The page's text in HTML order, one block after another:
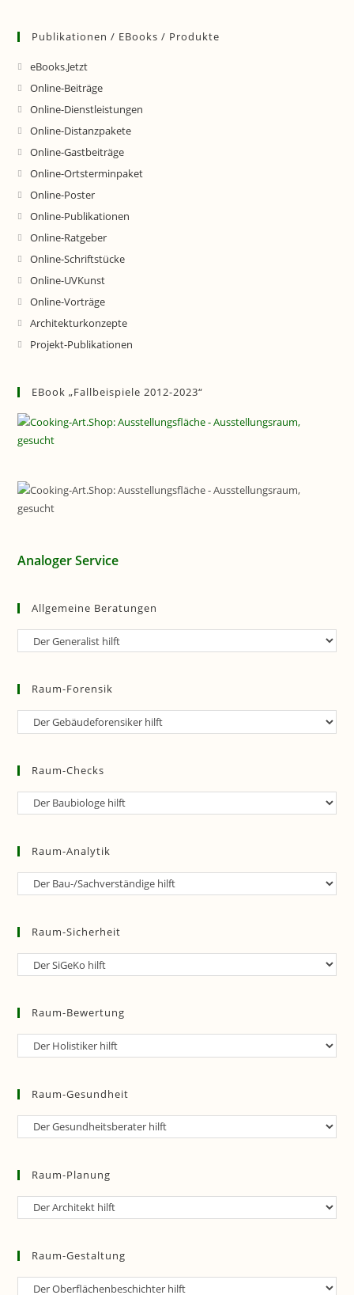
Publikationen / EBooks / Produkte
eBooks.Jetzt
Online-Beiträge
Online-Dienstleistungen
Online-Distanzpakete
Online-Gastbeiträge
Online-Ortsterminpaket
Online-Poster
Online-Publikationen
Online-Ratgeber
Online-Schriftstücke
Online-UVKunst
Online-Vorträge
Architekturkonzepte
Projekt-Publikationen
EBook „Fallbeispiele 2012-2023“
Analoger Service
Allgemeine Beratungen
Allgemeine
Raum-Forensik
Raum-
Raum-Checks
Raum-
Raum-Analytik
Raum-
Raum-Sicherheit
Raum-
Raum-Bewertung
Raum-
Raum-Gesundheit
Raum-
Raum-Planung
Raum-
Raum-Gestaltung
Raum-